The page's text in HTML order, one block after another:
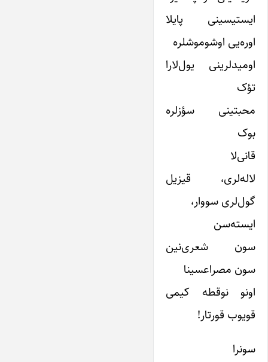
ایستیسینی پایلا
اوره‌یی اوشوموشلره
اومیدلرینی یول‌لارا
تؤک
محبتینی سؤزلره
بوک
قانی‌لا
لاله‌لری، قیزیل
گول‌لری سووار،
ایسته‌سن
سون شعری‌نین
سون مصراعسینا
اونو نوقطه کیمی
قویوب قورتار!
سونرا